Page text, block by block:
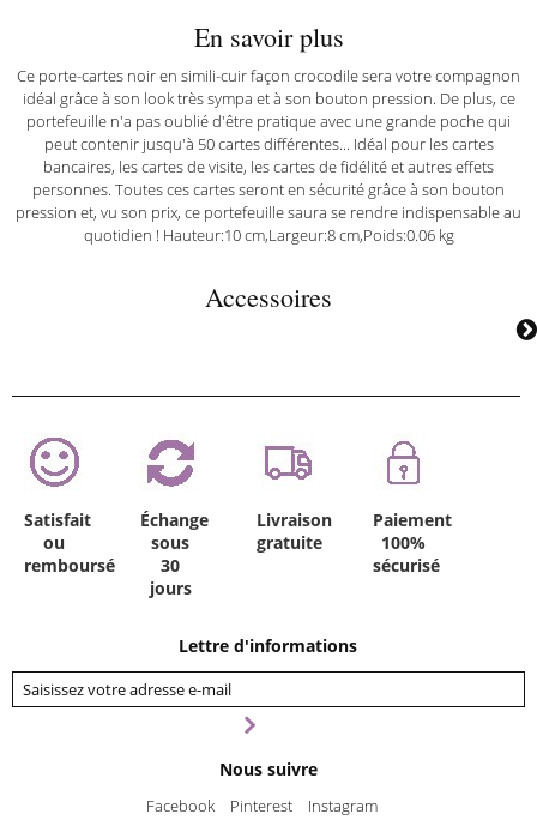
En savoir plus
Ce porte-cartes noir en simili-cuir façon crocodile sera votre compagnon
idéal grâce à son look très sympa et à son bouton pression. De plus, ce
portefeuille n'a pas oublié d'être pratique avec une grande poche qui
peut contenir jusqu'à 50 cartes différentes... Idéal pour les cartes
bancaires, les cartes de visite, les cartes de fidélité et autres effets
personnes. Toutes ces cartes seront en sécurité grâce à son bouton
pression et, vu son prix, ce portefeuille saura se rendre indispensable au
quotidien ! Hauteur:10 cm,Largeur:8 cm,Poids:0.06 kg
Accessoires
Satisfait
ou
remboursé
Échange
sous
30
jours
Livraison
gratuite
Paiement
100%
sécurisé
Lettre d'informations
Nous suivre
Facebook Pinterest Instagram